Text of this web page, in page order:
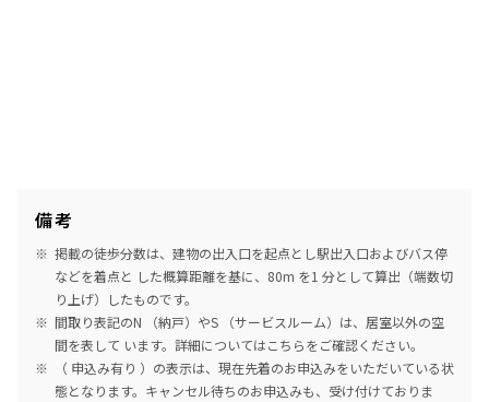
備考
掲載の徒歩分数は、建物の出入口を起点とし駅出入口およびバス停
などを着点と した概算距離を基に、80m を1 分として算出（端数切
り上げ）したものです。
間取り表記のN （納戸）やS （サービスルーム）は、居室以外の空
間を表して います。詳細についてはこちらをご確認ください。
（ 申込み有り ）の表示は、現在先着のお申込みをいただいている状
態となります。キャンセル待ちのお申込みも、受け付けておりま